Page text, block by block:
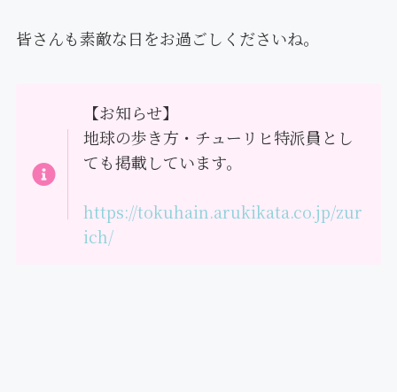
皆さんも素敵な日をお過ごしくださいね。
【お知らせ】
地球の歩き方・チューリヒ特派員とし
ても掲載しています。
https://tokuhain.arukikata.co.jp/zur
ich/